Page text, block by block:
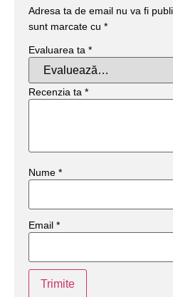
Adresa ta de email nu va fi
sunt marcate cu *
Evaluarea ta *
Recenzia ta *
Nume *
Email *